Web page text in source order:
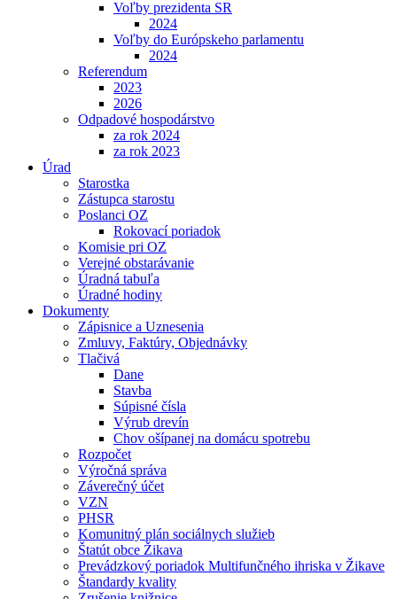
Voľby prezidenta SR
2024
Voľby do Európskeho parlamentu
2024
Referendum
2023
2026
Odpadové hospodárstvo
za rok 2024
za rok 2023
Úrad
Starostka
Zástupca starostu
Poslanci OZ
Rokovací poriadok
Komisie pri OZ
Verejné obstarávanie
Úradná tabuľa
Úradné hodiny
Dokumenty
Zápisnice a Uznesenia
Zmluvy, Faktúry, Objednávky
Tlačivá
Dane
Stavba
Súpisné čísla
Výrub drevín
Chov ošípanej na domácu spotrebu
Rozpočet
Výročná správa
Záverečný účet
VZN
PHSR
Komunitný plán sociálnych služieb
Štatút obce Žikava
Prevádzkový poriadok Multifunčného ihriska v Žikave
Štandardy kvality